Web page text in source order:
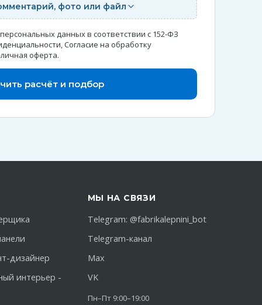
фото или файл
данных в соответствии с 152-ФЗ
,Согласие на обработку
оферта.
расчёт и подбор
дизайнер
интерьер -
МЫ НА СВЯЗИ
Telegram: @fabrikalepnini_bot
Telegram-канал
Max
VK
Пн–Пт 9:00–19:00